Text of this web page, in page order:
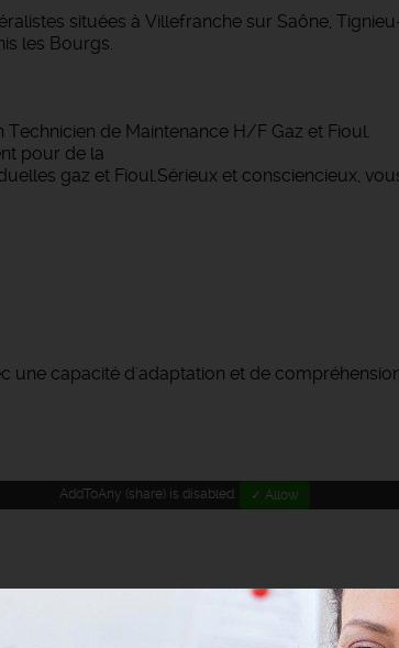
situées à Villefranche sur Saône,
les Bourgs.
de Maintenance H/F Gaz et Fioul.
pour de la
gaz et Fioul.Sérieux et consciencieux,
une capacité d'adaptation et de
AddToAny (share) is disabled. ✓ Allow